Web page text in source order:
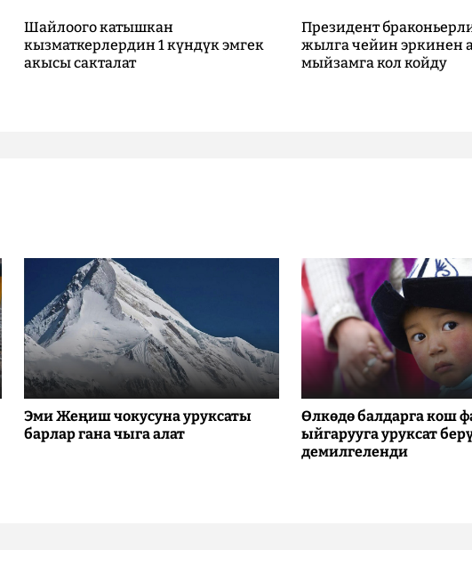
Шайлоого катышкан
кызматкерлердин 1 күндүк эмгек
акысы сакталат
Президент
жылга чейин эркинен
мыйзамга кол койду
Эми Жеңиш чокусуна уруксаты
барлар гана чыга алат
Өлкөдө балдарга кош
ыйгарууга уруксат
демилгеленди